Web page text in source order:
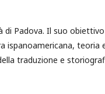
di Padova. Il suo
teoria
traduzione e